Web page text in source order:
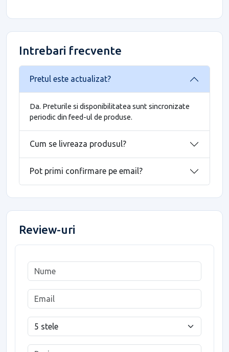
Intrebari frecvente
Pretul este actualizat?
Da. Preturile si disponibilitatea sunt sincronizate
periodic din feed-ul de produse.
Cum se livreaza produsul?
Pot primi confirmare pe email?
Review-uri